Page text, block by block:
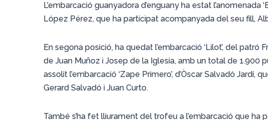
L’embarcació guanyadora d’enguany ha estat l’anomenada
López Pérez, que ha participat acompanyada del seu fill,
En segona posició, ha quedat l’embarcació ‘Lilot’, del
de Juan Muñoz i Josep de la Iglesia, amb un total de 1.900
assolit l’embarcació ‘Zape Primero’, d’Òscar Salvadó Jardí,
Gerard Salvadó i Juan Curto.
També s’ha fet lliurament del trofeu a l’embarcació que ha